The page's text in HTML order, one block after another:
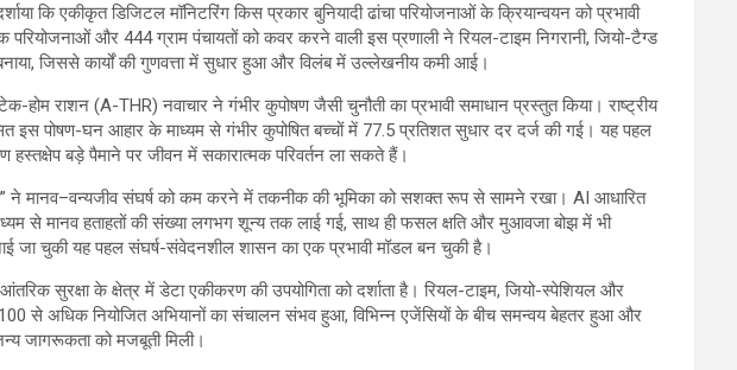
कि एकीकृत डिजिटल मॉनिटरिंग किस प्रकार बुनियादी ढांचा परियोजनाओं के क्रियान्वयन को प्रभावी
और 444 ग्राम पंचायतों को कवर करने वाली इस प्रणाली ने रियल-टाइम निगरानी, जियो-टैग्ड
जिससे कार्यों की गुणवत्ता में सुधार हुआ और विलंब में उल्लेखनीय कमी आई।
होम राशन (A-THR) नवाचार ने गंभीर कुपोषण जैसी चुनौती का प्रभावी समाधान प्रस्तुत किया। राष्ट्रीय
इस पोषण-घन आहार के माध्यम से गंभीर कुपोषित बच्चों में 77.5 प्रतिशत सुधार दर दर्ज की गई। यह पहल
हस्तक्षेप बड़े पैमाने पर जीवन में सकारात्मक परिवर्तन ला सकते हैं।
ने मानव–वन्यजीव संघर्ष को कम करने में तकनीक की भूमिका को सशक्त रूप से सामने रखा। AI आधारित
से मानव हताहतों की संख्या लगभग शून्य तक लाई गई, साथ ही फसल क्षति और मुआवजा बोझ में भी
जा चुकी यह पहल संघर्ष-संवेदनशील शासन का एक प्रभावी मॉडल बन चुकी है।
सुरक्षा के क्षेत्र में डेटा एकीकरण की उपयोगिता को दर्शाता है। रियल-टाइम, जियो-स्पेशियल और
100 से अधिक नियोजित अभियानों का संचालन संभव हुआ, विभिन्न एजेंसियों के बीच समन्वय बेहतर हुआ और
जागरूकता को मजबूती मिली।